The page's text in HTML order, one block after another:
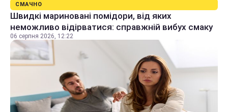
СМАЧНО
Швидкі мариновані помідори, від яких
неможливо відірватися: справжній вибух смаку
06 серпня 2026, 12:22